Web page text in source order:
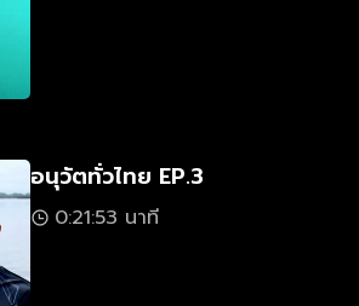
อนุวัตทั่วไทย EP.3
0:21:53 นาที